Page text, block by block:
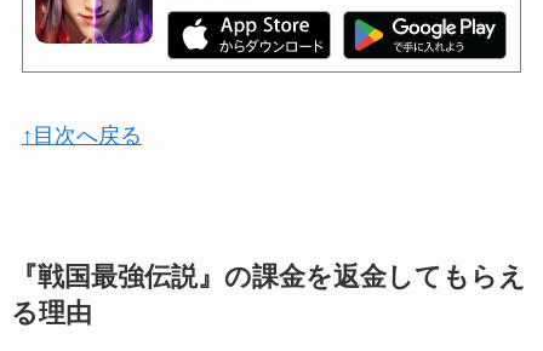
↑目次へ戻る
『戦国最強伝説』の課金を返金してもらえ
る理由